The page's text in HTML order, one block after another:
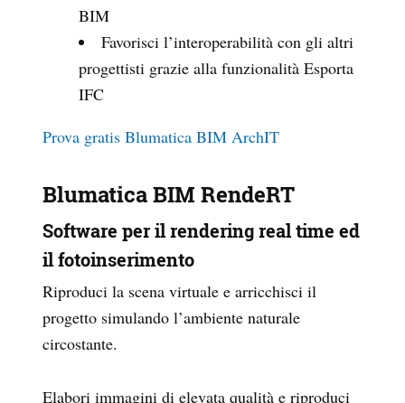
BIM
Favorisci l’interoperabilità con gli altri
progettisti grazie alla funzionalità Esporta
IFC
Prova gratis Blumatica BIM ArchIT
Blumatica BIM RendeRT
Software per il rendering real time ed
il fotoinserimento
Riproduci la scena virtuale e arricchisci il
progetto simulando l’ambiente naturale
circostante.
Elabori immagini di elevata qualità e riproduci